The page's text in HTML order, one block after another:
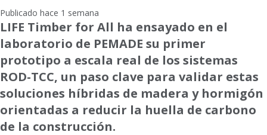
Publicado hace 1 semana
LIFE Timber for All ha ensayado en el
laboratorio de PEMADE su primer
prototipo a escala real de los sistemas
ROD-TCC, un paso clave para validar estas
soluciones híbridas de madera y hormigón
orientadas a reducir la huella de carbono
de la construcción.